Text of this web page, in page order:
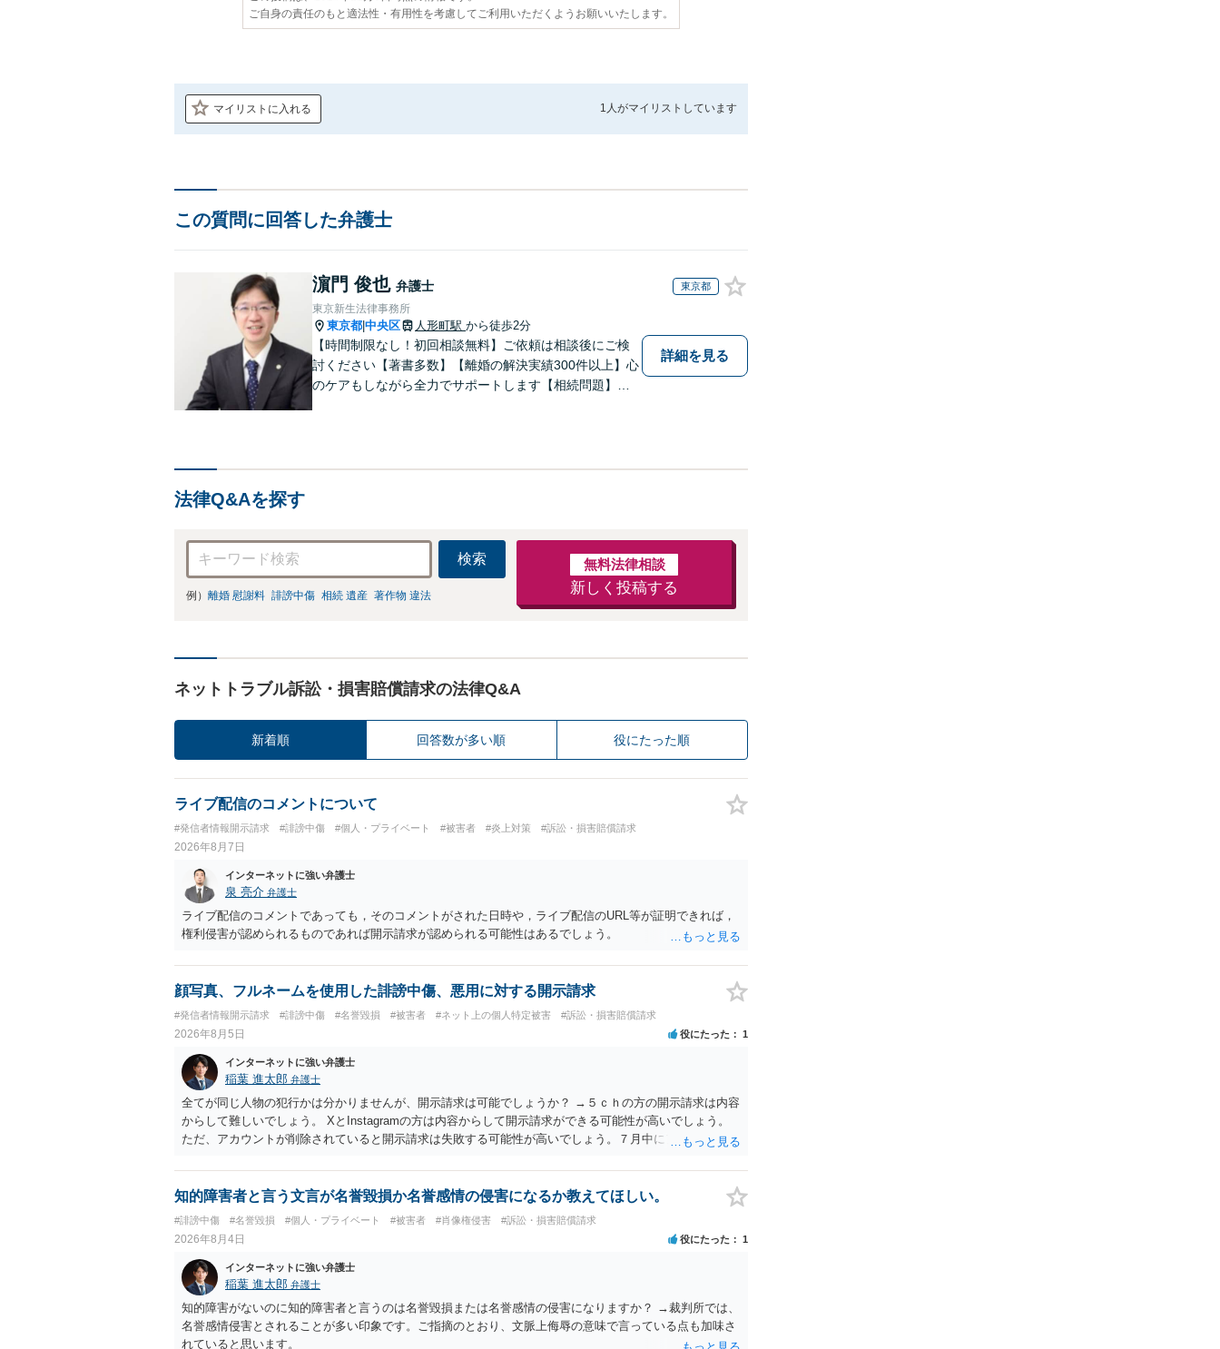
ご自身の責任のもと適法性・有用性を考慮してご利用いただくようお願いいたします。
マイリストに入れる 1人がマイリストしています
この質問に回答した弁護士
濵門 俊也 弁護士 東京都
東京新生法律事務所
東京都 中央区 人形町駅 から徒歩2分
【時間制限なし！初回相談無料】ご依頼は相談後にご検
討ください【著書多数】【離婚の解決実績300件以上】心
のケアもしながら全力でサポートします【相続問題】複
詳細を見る
法律Q&Aを探す
検索
例） 離婚 慰謝料 誹謗中傷 相続 遺産 著作物 違法
無料法律相談
新しく投稿する
ネットトラブル訴訟・損害賠償請求の法律Q&A
新着順 回答数が多い順 役にたった順
ライブ配信のコメントについて
#発信者情報開示請求 #誹謗中傷 #個人・プライベート #被害者 #炎上対策 #訴訟・損害賠償請求
2026年8月7日
インターネットに強い弁護士
泉 亮介 弁護士
ライブ配信のコメントであっても，そのコメントがされた日時や，ライブ配信のURL等が証明できれば，
権利侵害が認められるものであれば開示請求が認められる可能性はあるでしょう。
顔写真、フルネームを使用した誹謗中傷、悪用に対する開示請求
#発信者情報開示請求 #誹謗中傷 #名誉毀損 #被害者 #ネット上の個人特定被害 #訴訟・損害賠償請求
2026年8月5日 役にたった 1
インターネットに強い弁護士
稲葉 進太郎 弁護士
全てが同じ人物の犯行かは分かりませんが、開示請求は可能でしょうか？ →５ｃｈの方の開示請求は内容
からして難しいでしょう。 XとInstagramの方は内容からして開示請求ができる可能性が高いでしょう。
ただ、アカウントが削除されていると開示請求は失敗する可能性が高いでしょう。７月中にアカウントが
相手に全ての弁護士費用を負担させることは可能でしょうか？ →訴訟外の交渉で相手方が認めれば負担さ
せることができるでしょう。訴訟で判決となった場合は、実際の弁護士費用が認められる場合と認められ
知的障害者と言う文言が名誉毀損か名誉感情の侵害になるか教えてほしい。
#誹謗中傷 #名誉毀損 #個人・プライベート #被害者 #肖像権侵害 #訴訟・損害賠償請求
2026年8月4日 役にたった 1
インターネットに強い弁護士
稲葉 進太郎 弁護士
知的障害がないのに知的障害者と言うのは名誉毀損または名誉感情の侵害になりますか？ →裁判所では、
名誉感情侵害とされることが多い印象です。ご指摘のとおり、文脈上侮辱の意味で言っている点も加味さ
れていると思います。